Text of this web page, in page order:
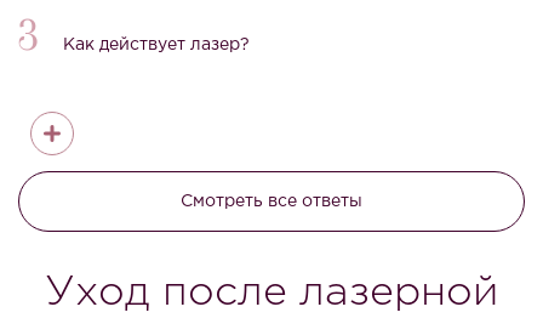
3 Как действует лазер?
Смотреть все ответы
Уход после лазерной